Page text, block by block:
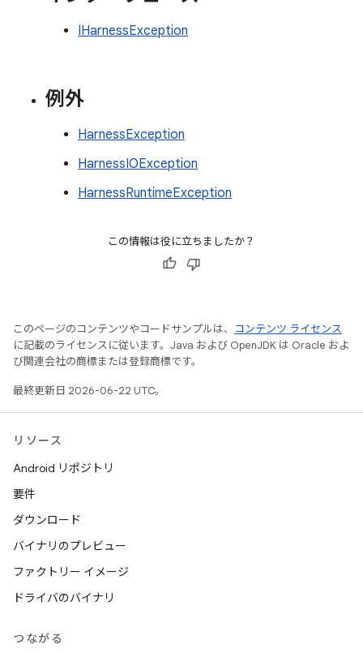
IHarnessException
例外
HarnessException
HarnessIOException
HarnessRuntimeException
この情報は役に立ちましたか？
このページのコンテンツやコードサンプルは、
コンテンツ ライセンス
に記載のライセンスに従います。Java および OpenJDK は Oracle およ
び関連会社の商標または登録商標です。
最終更新日 2026-06-22 UTC。
リソース
Android リポジトリ
要件
ダウンロード
バイナリのプレビュー
ファクトリー イメージ
ドライバのバイナリ
つながる